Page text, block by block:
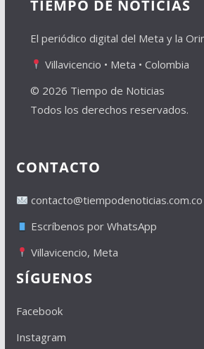
TIEMPO DE NOTICIAS
El periódico digital del Meta y la
Villavicencio • Meta • Colombia
© 2026 Tiempo de Noticias
Todos los derechos reservados.
CONTACTO
contacto@tiempodenoticias.com.co
Escríbenos por WhatsApp
Villavicencio, Meta
SÍGUENOS
Facebook
Instagram